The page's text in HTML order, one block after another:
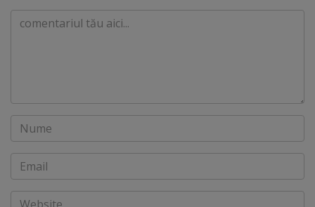
Comentariu
Nume
Email
Website